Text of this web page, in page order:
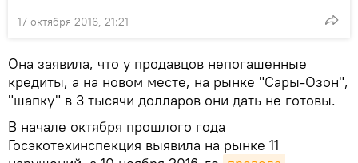
17 октября 2016, 21:21
Она заявила, что у продавцов непогашенные
кредиты, а на новом месте, на рынке "Сары-Озон",
"шапку" в 3 тысячи долларов они дать не готовы.
В начале октября прошлого года
Госэкотехинспекция выявила на рынке 11